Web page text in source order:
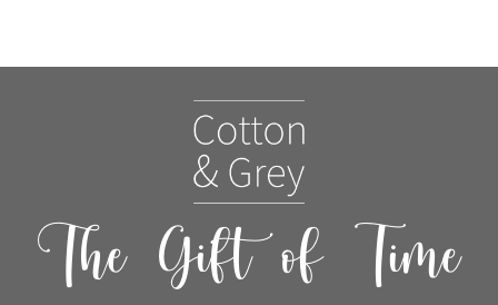
The Gift of Time